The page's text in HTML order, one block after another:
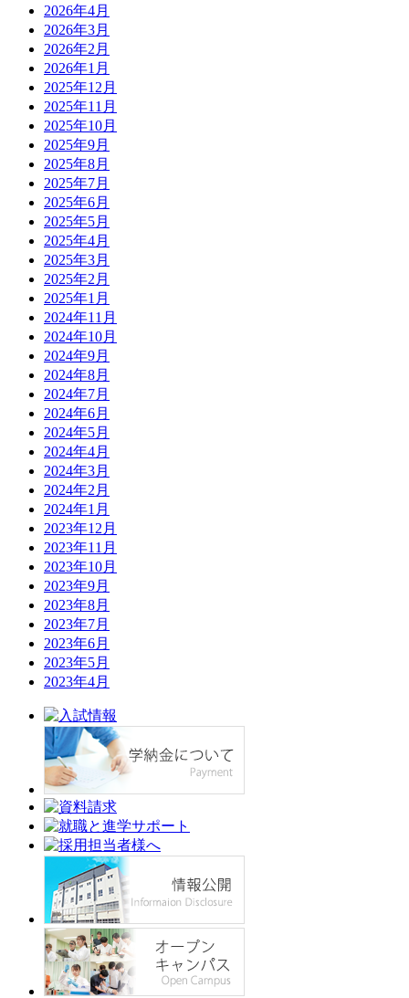
2026年4月
2026年3月
2026年2月
2026年1月
2025年12月
2025年11月
2025年10月
2025年9月
2025年8月
2025年7月
2025年6月
2025年5月
2025年4月
2025年3月
2025年2月
2025年1月
2024年11月
2024年10月
2024年9月
2024年8月
2024年7月
2024年6月
2024年5月
2024年4月
2024年3月
2024年2月
2024年1月
2023年12月
2023年11月
2023年10月
2023年9月
2023年8月
2023年7月
2023年6月
2023年5月
2023年4月